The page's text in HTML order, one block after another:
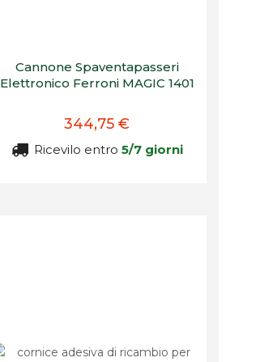
Cannone Spaventapasseri
Elettronico Ferroni MAGIC 1401
344,75 €
Ricevilo entro 5/7 giorni